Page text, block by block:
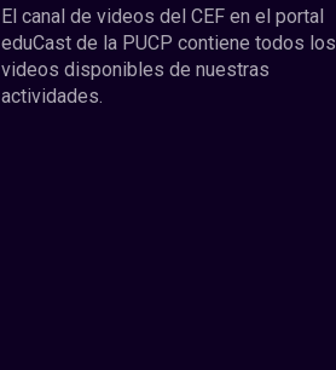
El canal de videos del CEF en el portal
eduCast de la PUCP contiene todos los
videos disponibles de nuestras
actividades.